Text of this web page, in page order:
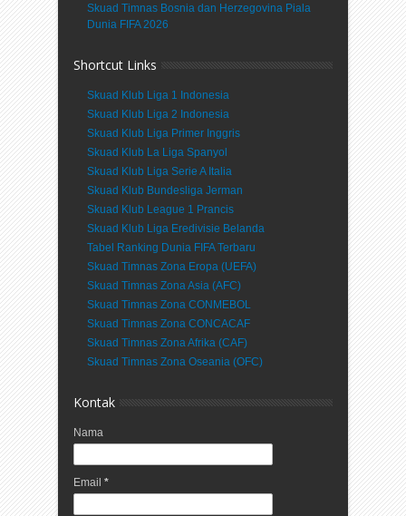
Skuad Timnas Bosnia dan Herzegovina Piala
Dunia FIFA 2026
Shortcut Links
Skuad Klub Liga 1 Indonesia
Skuad Klub Liga 2 Indonesia
Skuad Klub Liga Primer Inggris
Skuad Klub La Liga Spanyol
Skuad Klub Liga Serie A Italia
Skuad Klub Bundesliga Jerman
Skuad Klub League 1 Prancis
Skuad Klub Liga Eredivisie Belanda
Tabel Ranking Dunia FIFA Terbaru
Skuad Timnas Zona Eropa (UEFA)
Skuad Timnas Zona Asia (AFC)
Skuad Timnas Zona CONMEBOL
Skuad Timnas Zona CONCACAF
Skuad Timnas Zona Afrika (CAF)
Skuad Timnas Zona Oseania (OFC)
Kontak
Nama
Email *